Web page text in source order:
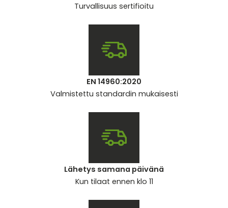
Turvallisuus sertifioitu
EN 14960:2020
Valmistettu standardin mukaisesti
Lähetys samana päivänä
Kun tilaat ennen klo 11